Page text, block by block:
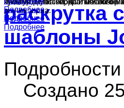
культур в России, краткий
рынка зерна.
Подробнее
ячменя, муки и подсолнечного
Подробнее
производства зерна и
Подробнее
Подробнее
раскрутка
шаблоны
Подробности
Создано